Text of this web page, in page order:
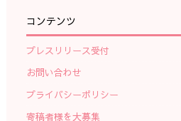
コンテンツ
プレスリリース受付
お問い合わせ
プライバシーポリシー
寄稿者様を大募集